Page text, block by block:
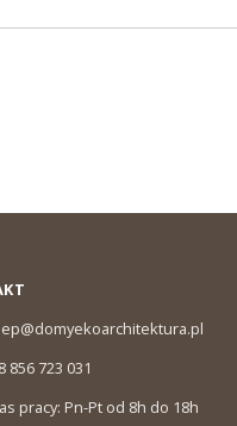
856 723 031
pracy: Pn-Pt od 8h do 18h